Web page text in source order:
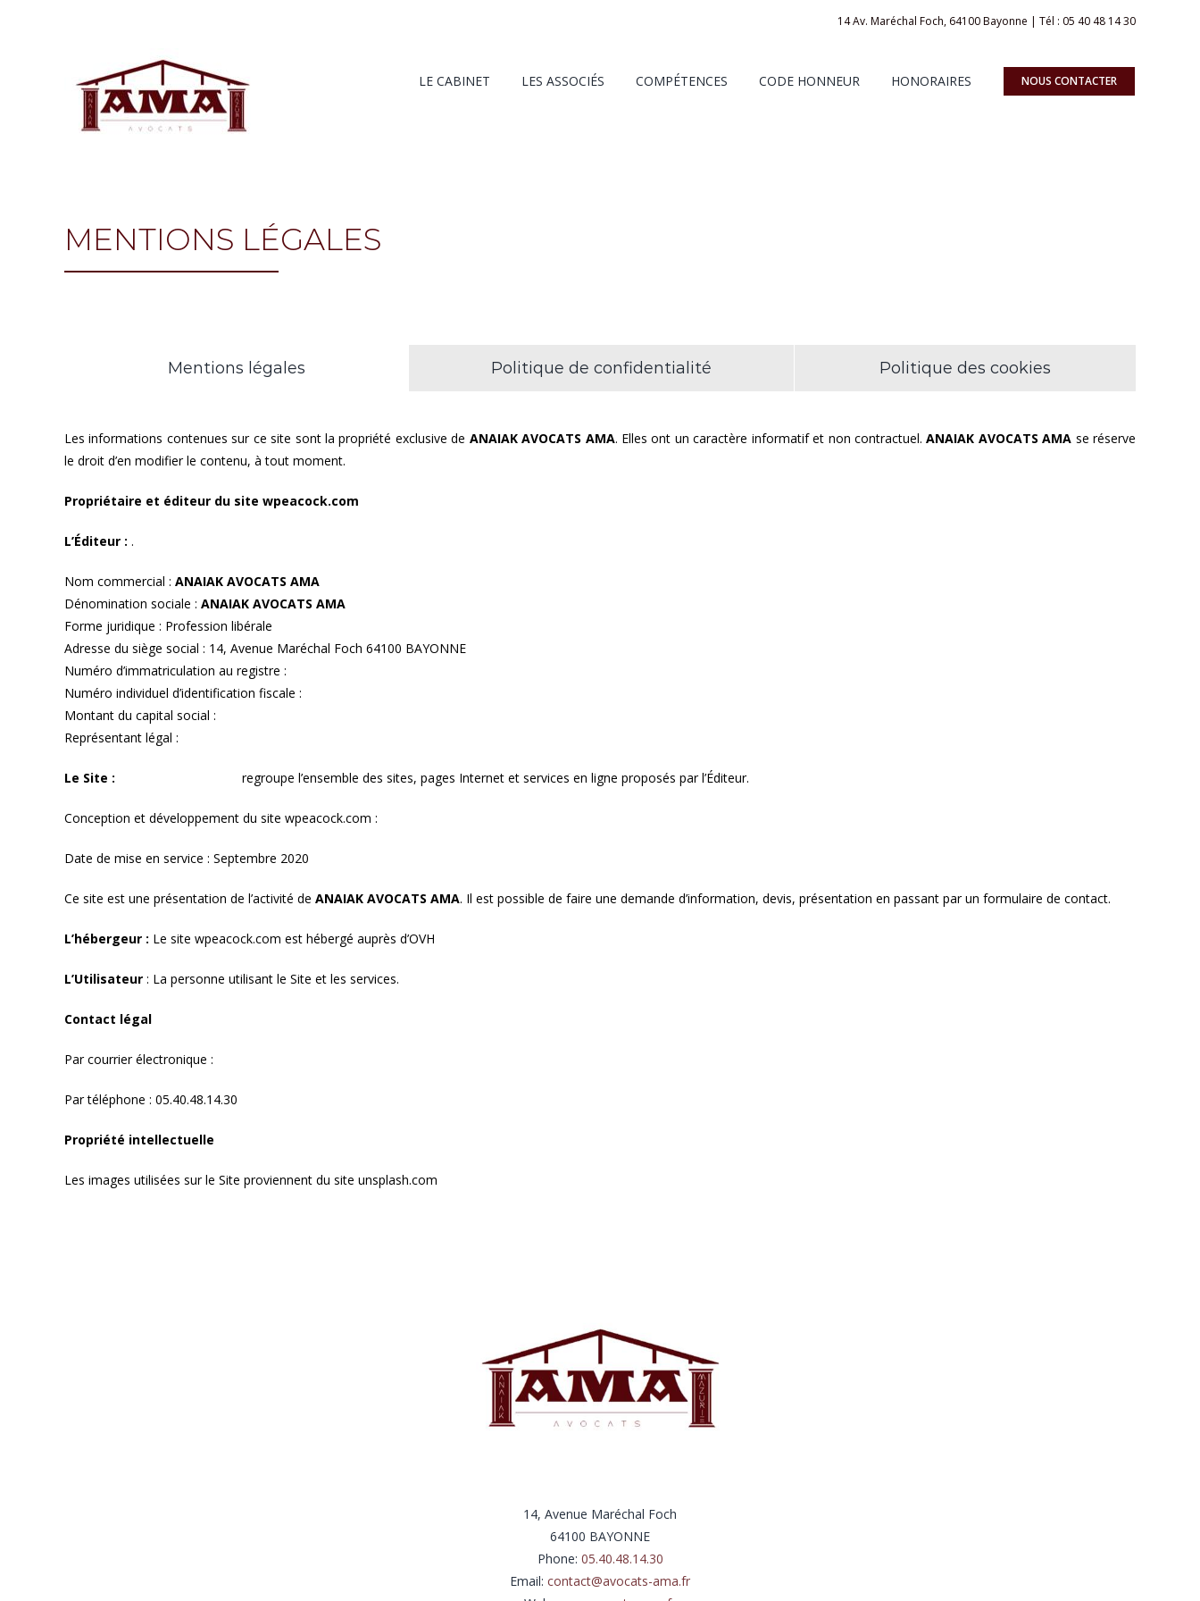
14 Av. Maréchal Foch, 64100 Bayonne | Tél : 05 40 48 14 30
LE CABINET LES ASSOCIÉS COMPÉTENCES CODE HONNEUR HONORAIRES NOUS CONTACTER
MENTIONS LÉGALES
Mentions légales Politique de confidentialité Politique des cookies
Les informations contenues sur ce site sont la propriété exclusive de ANAIAK AVOCATS AMA. Elles ont un caractère informatif et non contractuel.ANAIAK AVOCATS AMA se réserve
le droit d’en modifier le contenu, à tout moment.
Propriétaire et éditeur du site wpeacock.com
L’Éditeur : .
Nom commercial : ANAIAK AVOCATS AMA
Dénomination sociale : ANAIAK AVOCATS AMA
Forme juridique : Profession libérale
Adresse du siège social : 14, Avenue Maréchal Foch 64100 BAYONNE
Numéro d’immatriculation au registre :
Numéro individuel d’identification fiscale :
Montant du capital social :
Représentant légal :
Le Site : regroupe l’ensemble des sites, pages Internet et services en ligne proposés par l’Éditeur.
Conception et développement du site wpeacock.com :
Date de mise en service : Septembre 2020
Ce site est une présentation de l’activité de ANAIAK AVOCATS AMA. Il est possible de faire une demande d’information, devis, présentation en passant par un formulaire de contact.
L’hébergeur : Le site wpeacock.com est hébergé auprès d’OVH
L’Utilisateur : La personne utilisant le Site et les services.
Contact légal
Par courrier électronique :
Par téléphone : 05.40.48.14.30
Propriété intellectuelle
Les images utilisées sur le Site proviennent du site unsplash.com
14, Avenue Maréchal Foch
64100 BAYONNE
Phone: 05.40.48.14.30
Email: contact@avocats-ama.fr